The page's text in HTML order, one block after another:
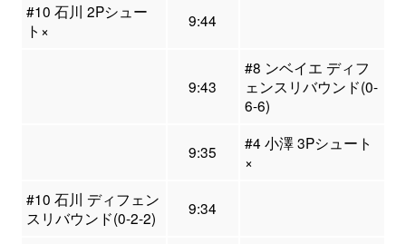
#10 石川 2Pシュー
ト×
9:44
9:43
#8 ンベイエ ディフ
ェンスリバウンド(0-
6-6)
9:35
#4 小澤 3Pシュート
×
#10 石川 ディフェン
スリバウンド(0-2-2)
9:34